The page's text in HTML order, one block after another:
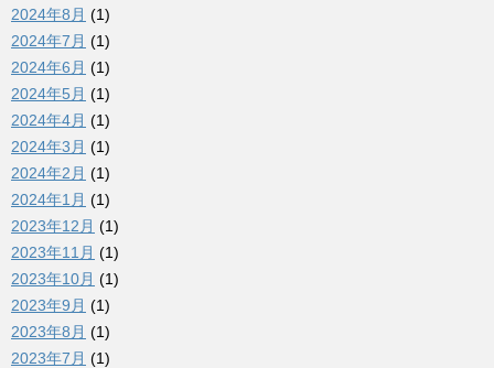
2024年8月 (1)
2024年7月 (1)
2024年6月 (1)
2024年5月 (1)
2024年4月 (1)
2024年3月 (1)
2024年2月 (1)
2024年1月 (1)
2023年12月 (1)
2023年11月 (1)
2023年10月 (1)
2023年9月 (1)
2023年8月 (1)
2023年7月 (1)